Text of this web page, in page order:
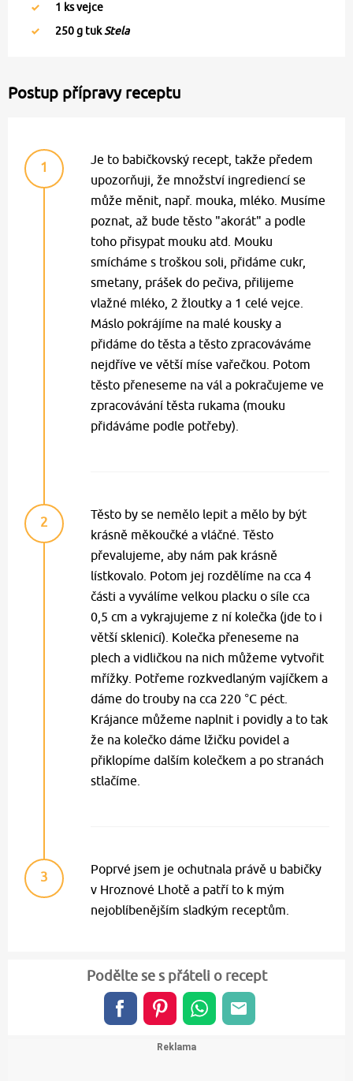
1 ks vejce
250g tukStela
Postup přípravy receptu
1
Je to babičkovský recept, takže předem
upozorňuji, že množství ingrediencí se
může měnit, např. mouka, mléko. Musíme
poznat, až bude těsto "akorát" a podle
toho přisypat mouku atd. Mouku
smícháme s troškou soli, přidáme cukr,
smetany, prášek do pečiva, přilijeme
vlažné mléko, 2 žloutky a 1 celé vejce.
Máslo pokrájíme na malé kousky a
přidáme do těsta a těsto zpracováváme
nejdříve ve větší míse vařečkou. Potom
těsto přeneseme na vál a pokračujeme ve
zpracovávání těsta rukama (mouku
přidáváme podle potřeby).
2
Těsto by se nemělo lepit a mělo by být
krásně měkoučké a vláčné. Těsto
převalujeme, aby nám pak krásně
lístkovalo. Potom jej rozdělíme na cca 4
části a vyválíme velkou placku o síle cca
0,5 cm a vykrajujeme z ní kolečka (jde to i
větší sklenicí). Kolečka přeneseme na
plech a vidličkou na nich můžeme vytvořit
mřížky. Potřeme rozkvedlaným vajíčkem a
dáme do trouby na cca 220 °C péct.
Krájance můžeme naplnit i povidly a to tak
že na kolečko dáme lžičku povidel a
přiklopíme dalším kolečkem a po stranách
stlačíme.
3
Poprvé jsem je ochutnala právě u babičky
v Hroznové Lhotě a patří to k mým
nejoblíbenějším sladkým receptům.
Podělte se s přáteli o recept